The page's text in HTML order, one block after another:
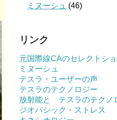
ミヌーシュ (46)
リンク
元国際線CAのセレクトシ
ミヌーシュ
テスラ・ユーザーの声
テスラのテクノロジー
放射能と テスラのテクノ
ジオパシック・ストレス